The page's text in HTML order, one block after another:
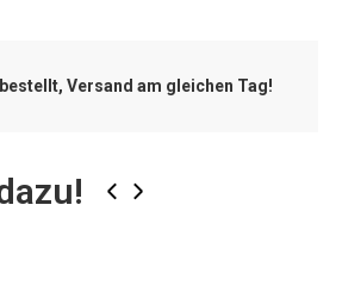
Versand am gleichen Tag!
‹ ›